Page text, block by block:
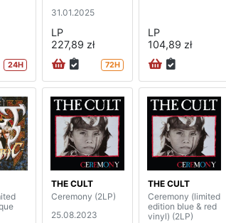
24H
31.01.2025
LP
227,89 zł
72H
LP
104,89 zł
THE CULT
Ceremony (2LP)
25.08.2023
THE CULT
Ceremony (limited
edition blue & red
vinyl) (2LP)